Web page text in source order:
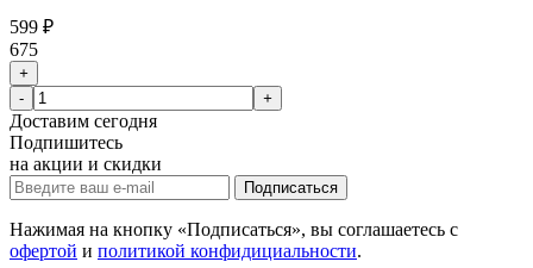
599 ₽
675
+
-
+
Доставим сегодня
Подпишитесь
на акции и скидки
Подписаться
Нажимая на кнопку «Подписаться», вы соглашаетесь с
офертой и политикой конфидициальности.